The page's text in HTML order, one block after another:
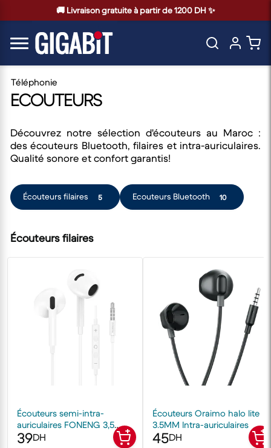
🚚 Livraison gratuite à partir de 1200 DH ✨
Téléphonie
ECOUTEURS
Découvrez notre sélection d'écouteurs au Maroc :
des écouteurs Bluetooth, filaires et intra-auriculaires.
Qualité sonore et confort garantis!
Écouteurs filaires 5 Ecouteurs Bluetooth 10
Écouteurs filaires
Écouteurs semi-intra-
auriculaires FONENG 3,5
mm
39DH
Écouteurs Oraimo halo lite
3.5MM Intra-auriculaires
45DH